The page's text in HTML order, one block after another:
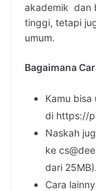
akademik dan
tinggi, tetapi
umum.
Bagaimana
Kamu bisa
di https://
Naskah
ke
dari 25MB).
Cara